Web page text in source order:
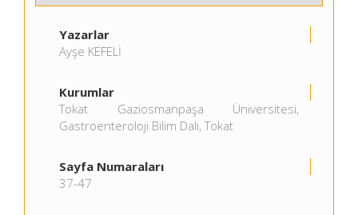
Yazarlar
Ayşe KEFELİ
Kurumlar
Tokat Gaziosmanpaşa Üniversitesi,
Gastroenteroloji Bilim Dalı, Tokat
Sayfa Numaraları
37-47